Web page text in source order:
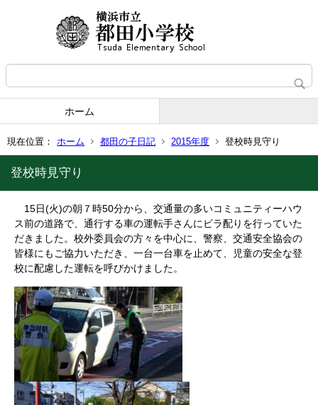
ホーム
現在位置： ホーム 都田の子日記 2015年度 登校時見守り
登校時見守り
15日(火)の朝７時50分から、交通量の多いコミュニティーハウ
ス前の道路で、通行する車の運転手さんにビラ配りを行っていた
だきました。校外委員会の方々を中心に、警察、交通安全協会の
皆様にもご協力いただき、一台一台車を止めて、児童の安全な登
校に配慮した運転を呼びかけました。